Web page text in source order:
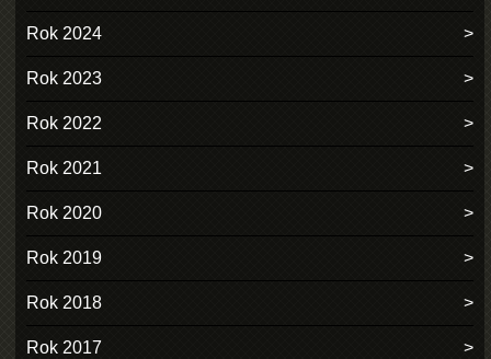
Rok 2024
Rok 2023
Rok 2022
Rok 2021
Rok 2020
Rok 2019
Rok 2018
Rok 2017